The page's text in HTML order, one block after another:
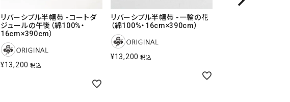
リバーシブル半幅帯 -コートダ
ジュールの午後（綿100%・
16cm×390cm）
¥13,200 税込
リバーシブル半幅帯 -一輪の花
（綿100%・16cm×390cm）
¥13,200 税込